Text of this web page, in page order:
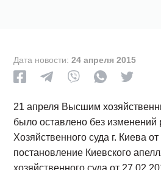
Дата новости:24 апреля 2015
21 апреля Высшим
было оставлено без
Хозяйственного суда г. Киева
постановление Киевского
хозяйственного суда от